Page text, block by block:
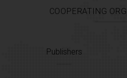
COOPERATING
Publishers